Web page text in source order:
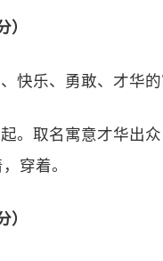
）
快乐、勇敢、才华
。取名寓意才华出
穿着。
）